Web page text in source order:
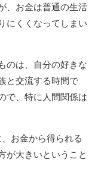
、お金は普通の生活
にくくなってしまい
のは、自分の好きな
と交流する時間で
で、特に人間関係は
お金から得られる
が大きいということ